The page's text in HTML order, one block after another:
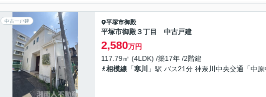
中古一戸建 平塚市御殿
平塚市御殿３丁目 中古戸建
2,580万円
117.79㎡ (4LDK) /築17年 /2階建
相模線 「寒川 」駅 バス21分 神奈川中央交通「中